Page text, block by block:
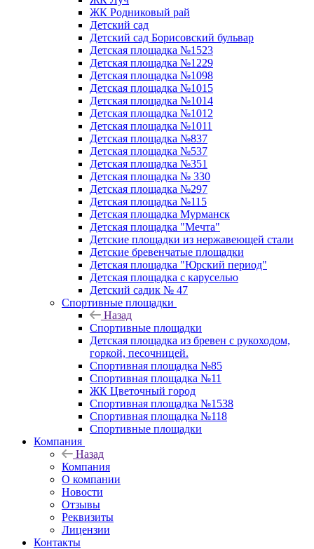
ЖК Родниковый рай
Детский сад
Детский сад Борисовский бульвар
Детская площадка №1523
Детская площадка №1229
Детская площадка №1098
Детская площадка №1015
Детская площадка №1014
Детская площадка №1012
Детская площадка №1011
Детская площадка №837
Детская площадка №537
Детская площадка №351
Детская площадка № 330
Детская площадка №297
Детская площадка №115
Детская площадка Мурманск
Детская площадка "Мечта"
Детские площадки из нержавеющей стали
Детские бревенчатые площадки
Детская площадка "Юрский период"
Детская площадка с каруселью
Детский садик № 47
Спортивные площадки
Назад
Спортивные площадки
Детская площадка из бревен с рукоходом,
горкой, песочницей.
Спортивная площадка №85
Спортивная площадка №11
ЖК Цветочный город
Спортивная площадка №1538
Спортивная площадка №118
Спортивные площадки
Компания
Назад
Компания
О компании
Новости
Отзывы
Реквизиты
Лицензии
Контакты